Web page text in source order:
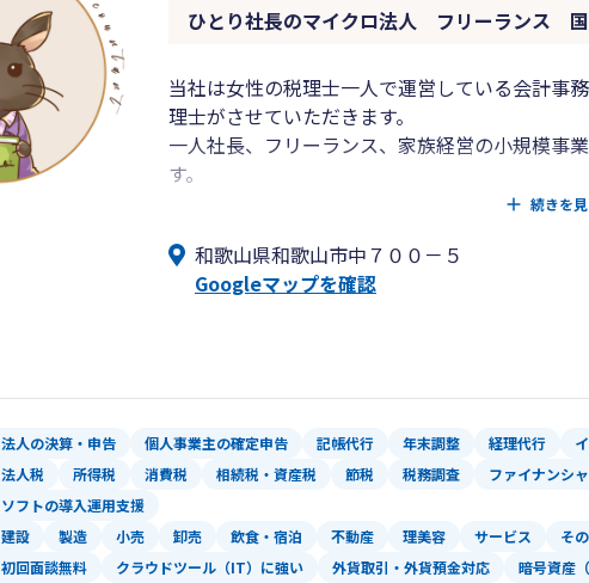
ひとり社長のマイクロ法人 フリーランス
当社は女性の税理士一人で運営している会計事
理士がさせていただきます。
一人社長、フリーランス、家族経営の小規模事
す。
弥生会計を利用した、オンラインでの記帳指導
当社ホームページからのお問い合わせも歓迎。
続きを
和歌山県和歌山市中７００－５
Googleマップを確認
法人の決算・申告 個人事業主の確定申告 記帳代行 年末調整 経理代行
法人税
所得税 消費税 相続税・資産税 節税 税務調査 ファイナンシ
ソフトの導入運用支援
建設 製造 小売 卸売 飲食・宿泊 不動産 理美容 サービス そ
初回面談無料 クラウドツール（IT）に強い 外貨取引・外貨預金対応 暗号資産